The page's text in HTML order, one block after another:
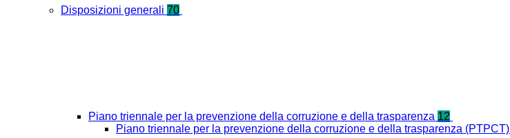
Disposizioni generali 70
Piano triennale per la prevenzione della corruzione e della trasparenza 12
Piano triennale per la prevenzione della corruzione e della trasparenza (PTPCT)